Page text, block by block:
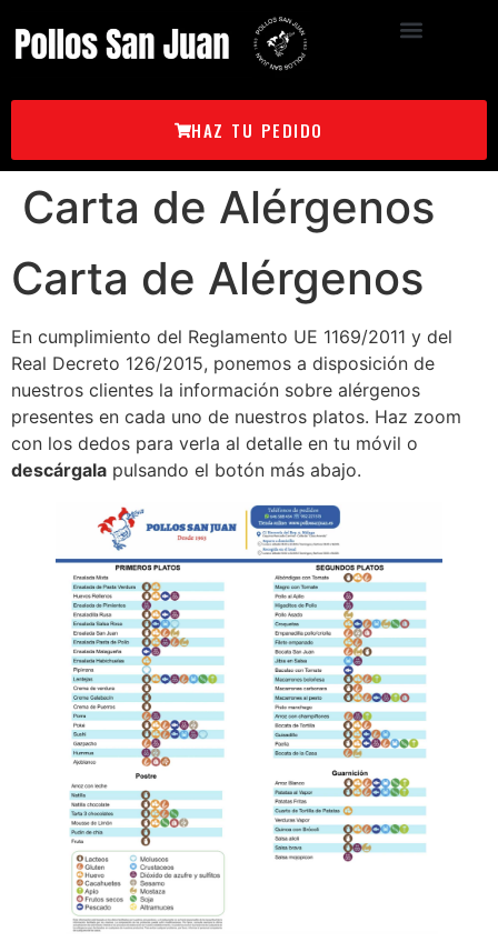
HAZ TU PEDIDO
Carta de Alérgenos
Carta de Alérgenos
En cumplimiento del Reglamento UE 1169/2011 y del
Real Decreto 126/2015, ponemos a disposición de
nuestros clientes la información sobre alérgenos
presentes en cada uno de nuestros platos. Haz zoom
con los dedos para verla al detalle en tu móvil o
descárgala pulsando el botón más abajo.